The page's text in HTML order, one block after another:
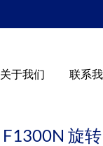
关于我们 联系
F1300N 旋